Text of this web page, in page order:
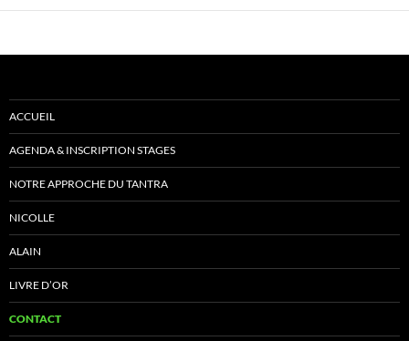
ACCUEIL
AGENDA & INSCRIPTION STAGES
NOTRE APPROCHE DU TANTRA
NICOLLE
ALAIN
LIVRE D’OR
CONTACT